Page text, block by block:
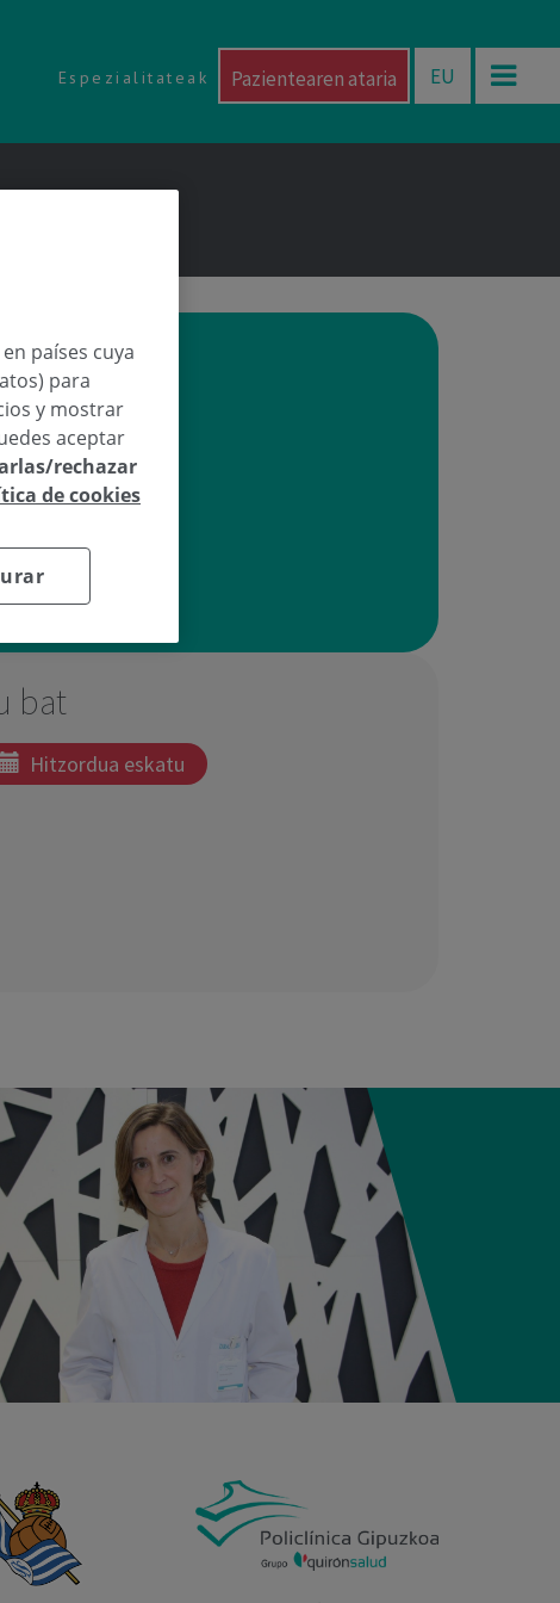
Espezialitateak Pazientearen ataria EU
bat
Hitzordua eskatu
países cuya
para
y mostrar
aceptar
rechazar
de cookies